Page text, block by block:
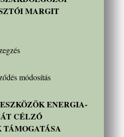
MARGIT
módosítás
ENERGIA-
CÉLZÓ
TÁMOGATÁSA